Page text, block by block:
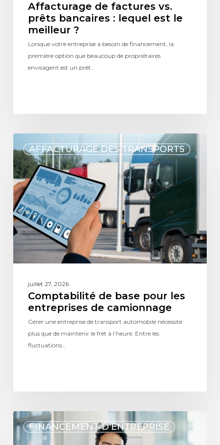
Affacturage de factures vs.
prêts bancaires : lequel est le
meilleur ?
Lorsque votre entreprise a besoin de financement, la
première option que beaucoup de propriétaires
envisagent est un prêt…
AFFACTURAGE DES TRANSPORTS
juillet 27, 2026
Comptabilité de base pour les
entreprises de camionnage
Gérer une entreprise de transport automobile nécessite
plus que de maintenir le fret à l’heure. Entre les
fluctuations…
FINANCEMENT D’ENTREPRISE